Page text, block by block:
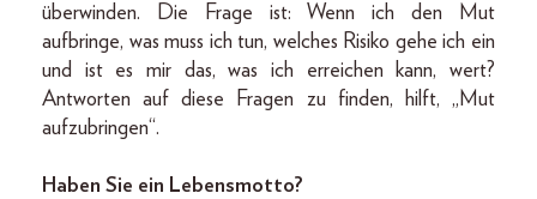
überwinden. Die Frage ist: Wenn ich den Mut
aufbringe, was muss ich tun, welches Risiko gehe ich ein
und ist es mir das, was ich erreichen kann, wert?
Antworten auf diese Fragen zu finden, hilft, „Mut
aufzubringen“.
Haben Sie ein Lebensmotto?